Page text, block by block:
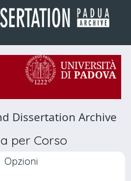
Dissertation Archive
per Corso
Opzioni